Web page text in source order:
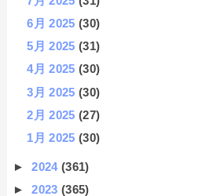
6月 2025(30)
5月 2025(31)
4月 2025(30)
3月 2025(30)
2月 2025(27)
1月 2025(30)
►2024(361)
►2023(365)